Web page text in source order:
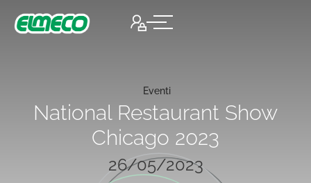
26/05/2023
Eventi
National Restaurant Show
Chicago 2023